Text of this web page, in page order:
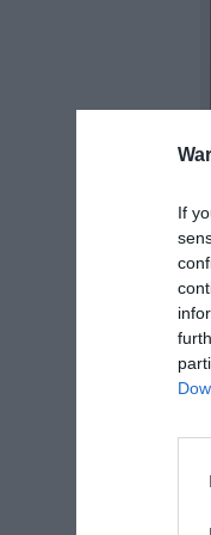
If